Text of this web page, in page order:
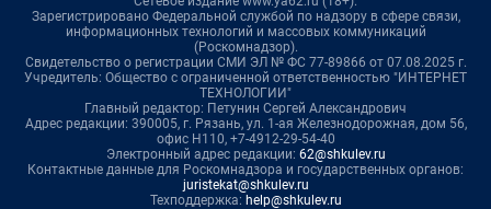
Зарегистрировано Федеральной службой по надзору в сфере связи,
информационных технологий и массовых коммуникаций
(Роскомнадзор).
Свидетельство о регистрации СМИ ЭЛ № ФС 77-89866 от 07.08.2025 г.
Учредитель: Общество с ограниченной ответственностью "ИНТЕРНЕТ
ТЕХНОЛОГИИ"
Главный редактор: Петунин Сергей Александрович
Адрес редакции: 390005, г. Рязань, ул. 1-ая Железнодорожная, дом 56,
офис Н110, +7-4912-29-54-40
Электронный адрес редакции: 62@shkulev.ru
Контактные данные для Роскомнадзора и государственных органов:
juristekat@shkulev.ru
Техподдержка: help@shkulev.ru